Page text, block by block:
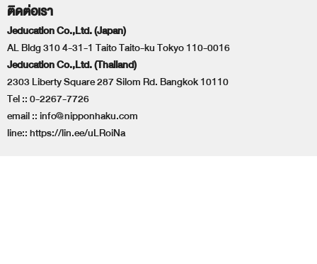
ติดต่อเรา
Jeducation Co.,Ltd. (Japan)
AL Bldg 310 4-31-1 Taito Taito-ku Tokyo 110-0016
Jeducation Co.,Ltd. (Thailand)
2303 Liberty Square 287 Silom Rd. Bangkok 10110
Tel ::0-2267-7726
email ::info@nipponhaku.com
line::https://lin.ee/uLRoiNa